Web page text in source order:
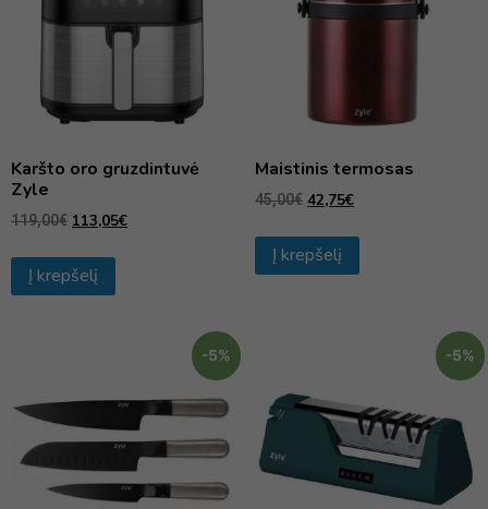
Karšto oro gruzdintuvė
Zyle
119,00€ 113,05€
Į krepšelį
Maistinis termosas
45,00€ 42,75€
Į krepšelį
-5% -5%